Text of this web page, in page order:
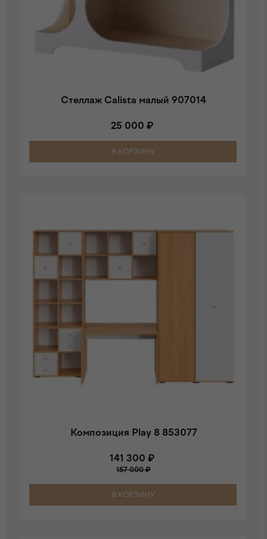
Стеллаж Calista малый 907014
25 000 ₽
В КОРЗИНУ
Композиция Play 8 853077
141 300 ₽
157 000 ₽
В КОРЗИНУ